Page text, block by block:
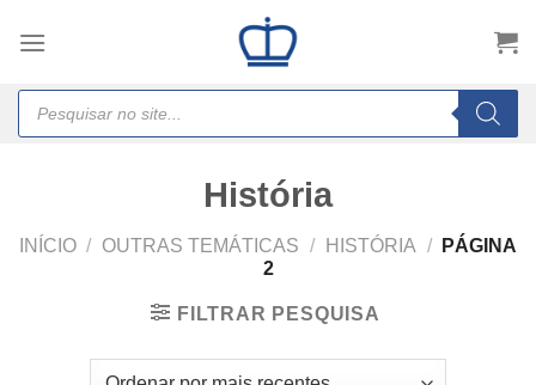
Products
search
História
INÍCIO / OUTRAS TEMÁTICAS / HISTÓRIA /
PÁGINA
2
FILTRAR PESQUISA